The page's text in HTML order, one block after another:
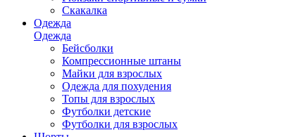
Скакалка
Одежда
Одежда
Бейсболки
Компрессионные штаны
Майки для взрослых
Одежда для похудения
Топы для взрослых
Футболки детские
Футболки для взрослых